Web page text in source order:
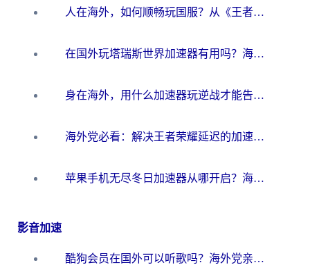
人在海外，如何顺畅玩国服？从《王者荣耀》到《云图计划》的加速器终极指南
在国外玩塔瑞斯世界加速器有用吗？海外玩家亲测后的真实答案
身在海外，用什么加速器玩逆战才能告别延迟？
海外党必看：解决王者荣耀延迟的加速器终极指南——从EVE到猫和老鼠，一个工具全搞定
苹果手机无尽冬日加速器从哪开启？海外玩家的冬日生存指南
影音加速
酷狗会员在国外可以听歌吗？海外党亲测有效：3步解决音乐权限难题